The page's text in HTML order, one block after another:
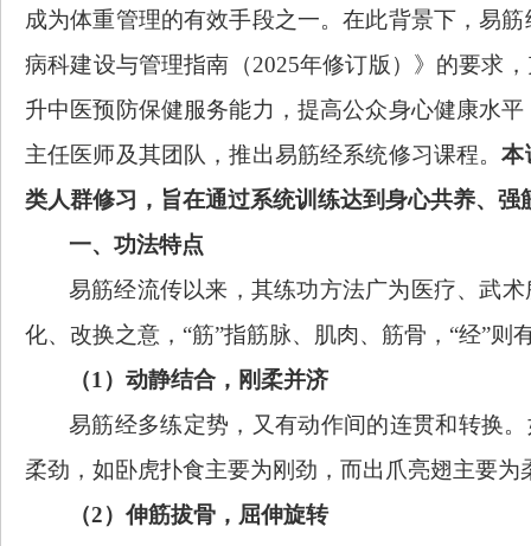
成为体重管理的有效手段之一。在此背景下，易
病科建设与管理指南（2025年修订版）》的要求
升中医预防保健服务能力，提高公众身心健康水
主任医师及其团队，推出易筋经系统修习课程。本
类人群修习，旨在通过系统训练达到身心共养、
一、功法特点
易筋经流传以来，其练功方法广为医疗、武
化、改换之意，“筋”指筋脉、肌肉、筋骨，“经”
（1）动静结合，刚柔并济
易筋经多练定势，又有动作间的连贯和转换
柔劲，如卧虎扑食主要为刚劲，而出爪亮翅主要为
（2）伸筋拔骨，屈伸旋转